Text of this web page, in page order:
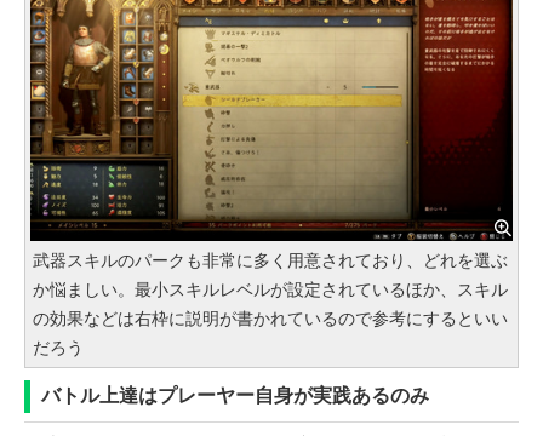
武器スキルのパークも非常に多く用意されており、どれを選ぶ
か悩ましい。最小スキルレベルが設定されているほか、スキル
の効果などは右枠に説明が書かれているので参考にするといい
だろう
バトル上達はプレーヤー自身が実践あるのみ